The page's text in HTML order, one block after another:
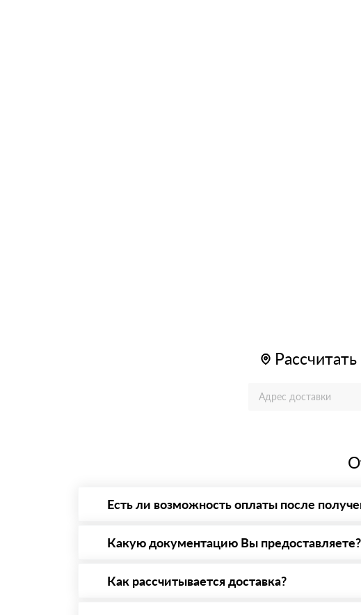
Есть ли возможность оплаты после
то Вы в праве от него отказаться.
Какую документацию Вы предоставляете?
Как рассчитывается доставка?